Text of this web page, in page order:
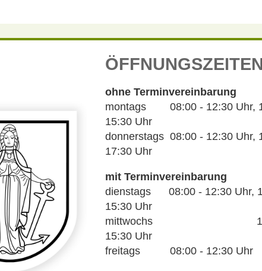
ÖFFNUNGSZEITEN
ohne Terminvereinbarung
montags 08:00 - 12:30 Uhr,
15:30 Uhr
donnerstags 08:00 - 12:30 Uhr,
17:30 Uhr
mit Terminvereinbarung
dienstags 08:00 - 12:30 Uhr,
15:30 Uhr
mittwochs
15:30 Uhr
freitags 08:00 - 12:30 Uhr